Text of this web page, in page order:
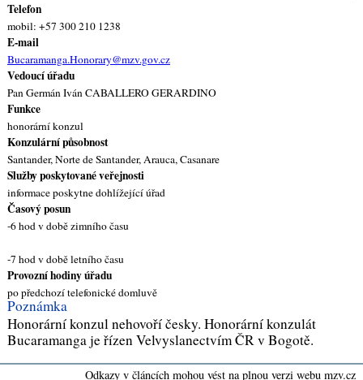
Telefon
mobil: +57 300 210 1238
E-mail
Bucaramanga.Honorary@mzv.gov.cz
Vedoucí úřadu
Pan Germán Iván CABALLERO GERARDINO
Funkce
honorární konzul
Konzulární působnost
Santander, Norte de Santander, Arauca, Casanare
Služby poskytované veřejnosti
informace poskytne dohlížející úřad
Časový posun
-6 hod v době zimního času
-7 hod v době letního času
Provozní hodiny úřadu
po předchozí telefonické domluvě
Poznámka
Honorární konzul nehovoří česky. Honorární konzulát
Bucaramanga je řízen Velvyslanectvím ČR v Bogotě.
Odkazy v článcích mohou vést na plnou verzi webu mzv.cz